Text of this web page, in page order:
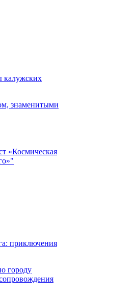
калужских
знаменитыми
приключения
городу